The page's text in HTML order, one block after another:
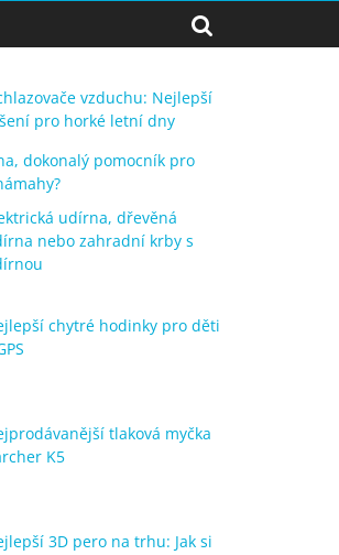
vzduchu: Nejlepší
pro horké letní dny
dokonalý pomocník pro
udírna, dřevěná
nebo zahradní krby s
chytré hodinky pro děti
tlaková myčka
K5
3D pero na trhu: Jak si